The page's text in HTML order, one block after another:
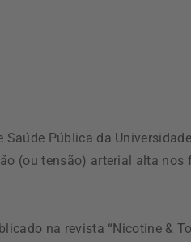
Saúde Pública da
(ou tensão) arterial alta
na revista “Nicotine &